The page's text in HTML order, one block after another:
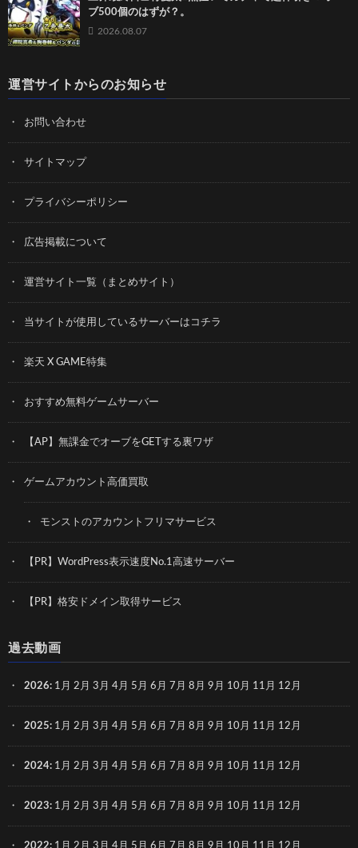
ブ500個のはずが？。
2026.08.07
運営サイトからのお知らせ
お問い合わせ
サイトマップ
プライバシーポリシー
広告掲載について
運営サイト一覧（まとめサイト）
当サイトが使用しているサーバーはコチラ
楽天 X GAME特集
おすすめ無料ゲームサーバー
【AP】無課金でオーブをGETする裏ワザ
ゲームアカウント高価買取
モンストのアカウントフリマサービス
【PR】WordPress表示速度No.1高速サーバー
【PR】格安ドメイン取得サービス
過去動画
2026: 1月 2月 3月 4月 5月 6月 7月 8月 9月 10月 11月 12月
2025: 1月 2月 3月 4月 5月 6月 7月 8月 9月 10月 11月 12月
2024: 1月 2月 3月 4月 5月 6月 7月 8月 9月 10月 11月 12月
2023: 1月 2月 3月 4月 5月 6月 7月 8月 9月 10月 11月 12月